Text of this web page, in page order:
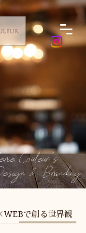
Couleur's
& Branding
WEBで創る世界観